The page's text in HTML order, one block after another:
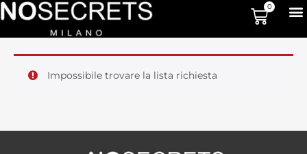
0
Impossibile trovare la lista richiesta